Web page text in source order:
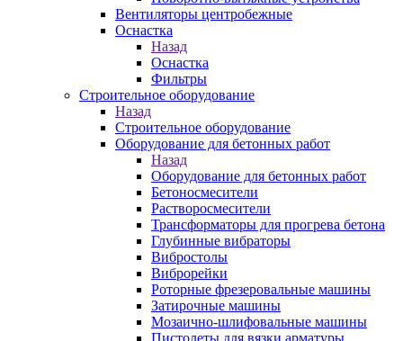
Вентиляторы центробежные
Оснастка
Назад
Оснастка
Фильтры
Строительное оборудование
Назад
Строительное оборудование
Оборудование для бетонных работ
Назад
Оборудование для бетонных работ
Бетоносмесители
Растворосмесители
Трансформаторы для прогрева бетона
Глубинные вибраторы
Вибростолы
Виброрейки
Роторные фрезеровальные машины
Затирочные машины
Мозаично-шлифовальные машины
Пистолеты для вязки арматуры